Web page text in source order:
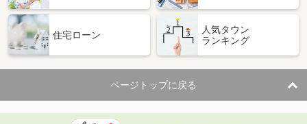
住宅ローン
人気タウン
ランキング
ページトップに戻る